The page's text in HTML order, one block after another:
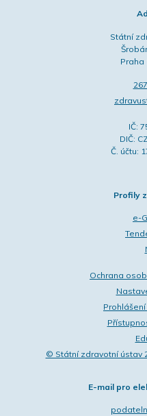
Státní
Praha
IČ:
DIČ:
Č. účtu:
Profily
e-
Ochrana
© Státní zdravotní ústav
E-mail pro